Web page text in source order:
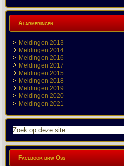
Alarmeringen
Meldingen 2013
Meldingen 2014
Meldingen 2016
Meldingen 2017
Meldingen 2015
Meldingen 2018
Meldingen 2019
Meldingen 2020
Meldingen 2021
Facebook brw Oss